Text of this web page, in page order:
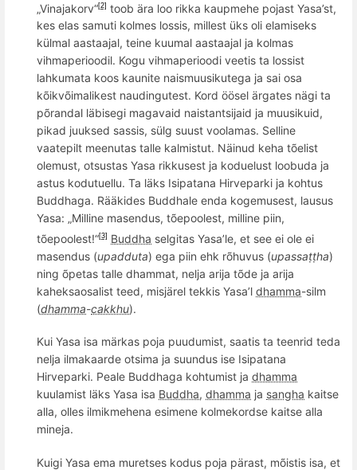
„Vinajakorv“[2] toob ära loo rikka kaupmehe pojast Yasa’st,
kes elas samuti kolmes lossis, millest üks oli elamiseks
külmal aastaajal, teine kuumal aastaajal ja kolmas
vihmaperioodil. Kogu vihmaperioodi veetis ta lossist
lahkumata koos kaunite naismuusikutega ja sai osa
kõikvõimalikest naudingutest. Kord öösel ärgates nägi ta
põrandal läbisegi magavaid naistantsijaid ja muusikuid,
pikad juuksed sassis, sülg suust voolamas. Selline
vaatepilt meenutas talle kalmistut. Näinud keha tõelist
olemust, otsustas Yasa rikkusest ja koduelust loobuda ja
astus kodutuellu. Ta läks Isipatana Hirveparki ja kohtus
Buddhaga. Rääkides Buddhale enda kogemusest, lausus
Yasa: „Milline masendus, tõepoolest, milline piin,
tõepoolest!“[3] Buddha selgitas Yasa’le, et see ei ole ei
masendus (upadduta) ega piin ehk rõhuvus (upassaṭṭha)
ning õpetas talle dhammat, nelja arija tõde ja arija
kaheksaosalist teed, misjärel tekkis Yasa’l dhamma-silm
(dhamma-cakkhu).
Kui Yasa isa märkas poja puudumist, saatis ta teenrid teda
nelja ilmakaarde otsima ja suundus ise Isipatana
Hirveparki. Peale Buddhaga kohtumist ja dhamma
kuulamist läks Yasa isa Buddha, dhamma ja sangha kaitse
alla, olles ilmikmehena esimene kolmekordse kaitse alla
mineja.
Kuigi Yasa ema muretses kodus poja pärast, mõistis isa, et